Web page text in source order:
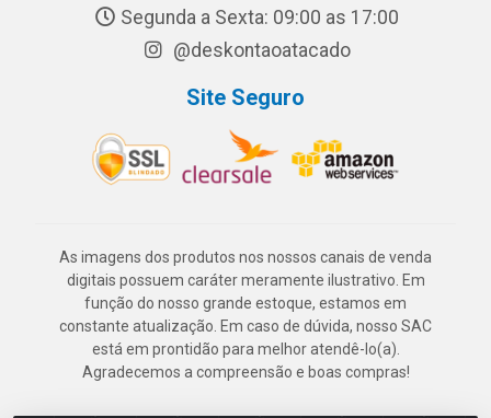
Segunda a Sexta: 09:00 as 17:00
@deskontaoatacado
Site Seguro
As imagens dos produtos nos nossos canais de venda
digitais possuem caráter meramente ilustrativo. Em
função do nosso grande estoque, estamos em
constante atualização. Em caso de dúvida, nosso SAC
está em prontidão para melhor atendê-lo(a).
Agradecemos a compreensão e boas compras!